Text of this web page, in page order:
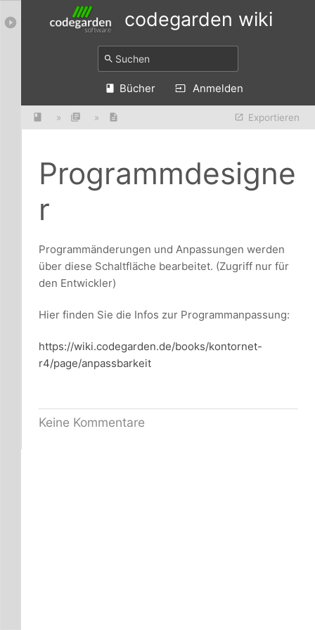
codegarden wiki
Bücher Anmelden
» » Exportieren
Programmdesigne
r
Programmänderungen und Anpassungen werden
über diese Schaltfläche bearbeitet. (Zugriff nur für
den Entwickler)
Hier finden Sie die Infos zur Programmanpassung:
https://wiki.codegarden.de/books/kontornet-
r4/page/anpassbarkeit
Keine Kommentare